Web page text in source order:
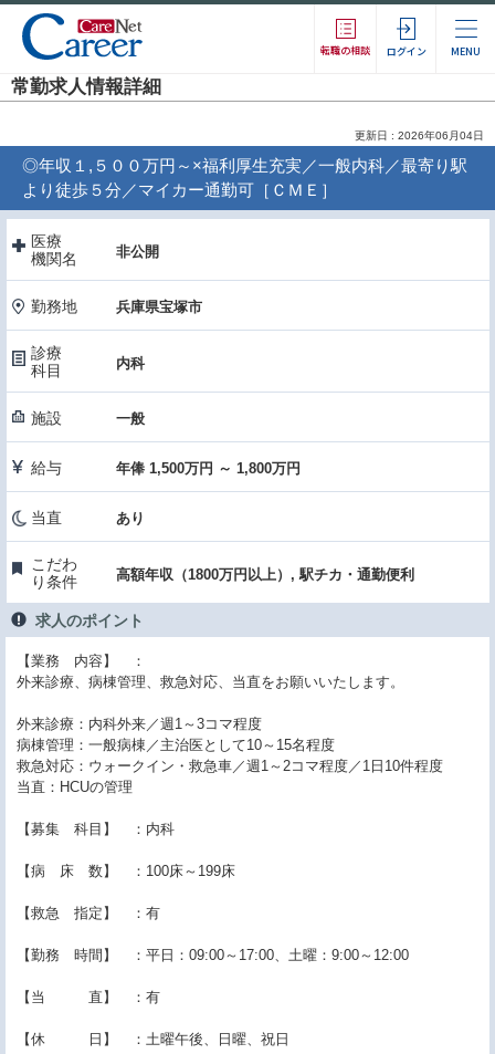
転職の相談 ログイン MENU
常勤求人情報詳細
更新日 : 2026年06月04日
◎年収１,５００万円～×福利厚生充実／一般内科／最寄り駅
より徒歩５分／マイカー通勤可［ＣＭＥ］
医療
機関名
非公開
勤務地 兵庫県宝塚市
診療
科目
内科
施設 一般
給与 年俸 1,500万円 ～ 1,800万円
当直 あり
こだわ
り条件
高額年収（1800万円以上）, 駅チカ・通勤便利
求人のポイント
【業務 内容】 ：
外来診療、病棟管理、救急対応、当直をお願いいたします。
外来診療：内科外来／週1～3コマ程度
病棟管理：一般病棟／主治医として10～15名程度
救急対応：ウォークイン・救急車／週1～2コマ程度／1日10件程度
当直：HCUの管理
【募集 科目】 ：内科
【病 床 数】 ：100床～199床
【救急 指定】 ：有
【勤務 時間】 ：平日：09:00～17:00、土曜：9:00～12:00
【当 直】 ：有
【休 日】 ：土曜午後、日曜、祝日